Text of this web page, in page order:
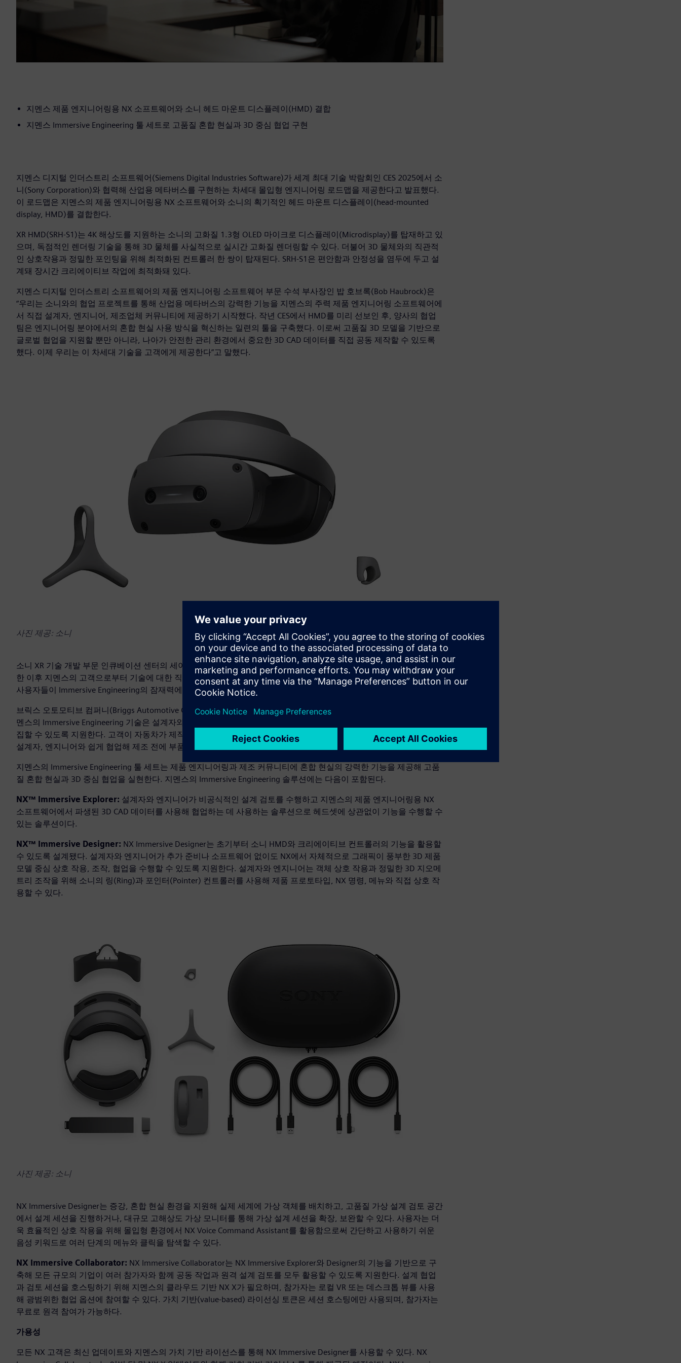
지멘스 제품 엔지니어링용 NX 소프트웨어와 소니 헤드 마운트 디스플레이(HMD) 결합
지멘스 Immersive Engineering 툴 세트로 고품질 혼합 현실과 3D 중심 협업 구현
지멘스 디지털 인더스트리 소프트웨어(Siemens Digital Industries Software)가 세계 최대 기술 박람회인 CES 2025에서 소
니(Sony Corporation)와 협력해 산업용 메타버스를 구현하는 차세대 몰입형 엔지니어링 로드맵을 제공한다고 발표했다.
이 로드맵은 지멘스의 제품 엔지니어링용 NX 소프트웨어와 소니의 획기적인 헤드 마운트 디스플레이(head-mounted
display, HMD)를 결합한다.
XR HMD(SRH-S1)는 4K 해상도를 지원하는 소니의 고화질 1.3형 OLED 마이크로 디스플레이(Microdisplay)를 탑재하고 있
으며, 독점적인 렌더링 기술을 통해 3D 물체를 사실적으로 실시간 고화질 렌더링할 수 있다. 더불어 3D 물체와의 직관적
인 상호작용과 정밀한 포인팅을 위해 최적화된 컨트롤러 한 쌍이 탑재된다. SRH-S1은 편안함과 안정성을 염두에 두고 설
계돼 장시간 크리에이티브 작업에 최적화돼 있다.
지멘스 디지털 인더스트리 소프트웨어의 제품 엔지니어링 소프트웨어 부문 수석 부사장인 밥 호브록(Bob Haubrock)은
“우리는 소니와의 협업 프로젝트를 통해 산업용 메타버스의 강력한 기능을 지멘스의 주력 제품 엔지니어링 소프트웨어에
서 직접 설계자, 엔지니어, 제조업체 커뮤니티에 제공하기 시작했다. 작년 CES에서 HMD를 미리 선보인 후, 양사의 협업
팀은 엔지니어링 분야에서의 혼합 현실 사용 방식을 혁신하는 일련의 툴을 구축했다. 이로써 고품질 3D 모델을 기반으로
글로벌 협업을 지원할 뿐만 아니라, 나아가 안전한 관리 환경에서 중요한 3D CAD 데이터를 직접 공동 제작할 수 있도록
했다. 이제 우리는 이 차세대 기술을 고객에게 제공한다”고 말했다.
사진 제공: 소니
소니 XR 기술 개발 부문 인큐베이션 센터의 세이야 아마타츠(Seiya Amatatsu)는 “CES 2024에서 지멘스와의 협력을 발표
한 이후 지멘스의 고객으로부터 기술에 대한 직접적인 피드백을 받을 기회가 있었다. 지멘스의 NX 사용자로서 많은 NX
사용자들이 Immersive Engineering의 잠재력에 대한 우리의 열정을 함께한다는 사실에 기뻤다"고 말했다.
브릭스 오토모티브 컴퍼니(Briggs Automotive Company, BAC)의 창립자 겸 설계 책임자인 이안 브릭스(Ian Briggs)는 “지
멘스의 Immersive Engineering 기술은 설계자와 엔지니어가 고유한 컨트롤러를 통해 부품을 더 쉽게 보고, 설계하고, 편
집할 수 있도록 지원한다. 고객이 자동차가 제작되기 전에 실제 크기로 자동차를 경험할 수 있도록 하며, 생산 관계자가
설계자, 엔지니어와 쉽게 협업해 제조 전에 부품을 검증할 수 있도록 지원한다"고 말했다.
지멘스의 Immersive Engineering 툴 세트는 제품 엔지니어링과 제조 커뮤니티에 혼합 현실의 강력한 기능을 제공해 고품
질 혼합 현실과 3D 중심 협업을 실현한다. 지멘스의 Immersive Engineering 솔루션에는 다음이 포함된다.
NX™ Immersive Explorer: 설계자와 엔지니어가 비공식적인 설계 검토를 수행하고 지멘스의 제품 엔지니어링용 NX
소프트웨어에서 파생된 3D CAD 데이터를 사용해 협업하는 데 사용하는 솔루션으로 헤드셋에 상관없이 기능을 수행할 수
있는 솔루션이다.
NX™ Immersive Designer: NX Immersive Designer는 초기부터 소니 HMD와 크리에이티브 컨트롤러의 기능을 활용할
수 있도록 설계됐다. 설계자와 엔지니어가 추가 준비나 소프트웨어 없이도 NX에서 자체적으로 그래픽이 풍부한 3D 제품
모델 중심 상호 작용, 조작, 협업을 수행할 수 있도록 지원한다. 설계자와 엔지니어는 객체 상호 작용과 정밀한 3D 지오메
트리 조작을 위해 소니의 링(Ring)과 포인터(Pointer) 컨트롤러를 사용해 제품 프로토타입, NX 명령, 메뉴와 직접 상호 작
용할 수 있다.
사진 제공: 소니
NX Immersive Designer는 증강, 혼합 현실 환경을 지원해 실제 세계에 가상 객체를 배치하고, 고품질 가상 설계 검토 공간
에서 설계 세션을 진행하거나, 대규모 고해상도 가상 모니터를 통해 가상 설계 세션을 확장, 보완할 수 있다. 사용자는 더
욱 효율적인 상호 작용을 위해 몰입형 환경에서 NX Voice Command Assistant를 활용함으로써 간단하고 사용하기 쉬운
음성 키워드로 여러 단계의 메뉴와 클릭을 탐색할 수 있다.
NX Immersive Collaborator: NX Immersive Collaborator는 NX Immersive Explorer와 Designer의 기능을 기반으로 구
축해 모든 규모의 기업이 여러 참가자와 함께 공동 작업과 원격 설계 검토를 모두 활용할 수 있도록 지원한다. 설계 협업
과 검토 세션을 호스팅하기 위해 지멘스의 클라우드 기반 NX X가 필요하며, 참가자는 로컬 VR 또는 데스크톱 뷰를 사용
해 광범위한 협업 옵션에 참여할 수 있다. 가치 기반(value-based) 라이선싱 토큰은 세션 호스팅에만 사용되며, 참가자는
무료로 원격 참여가 가능하다.
가용성
모든 NX 고객은 최신 업데이트와 지멘스의 가치 기반 라이선스를 통해 NX Immersive Designer를 사용할 수 있다. NX